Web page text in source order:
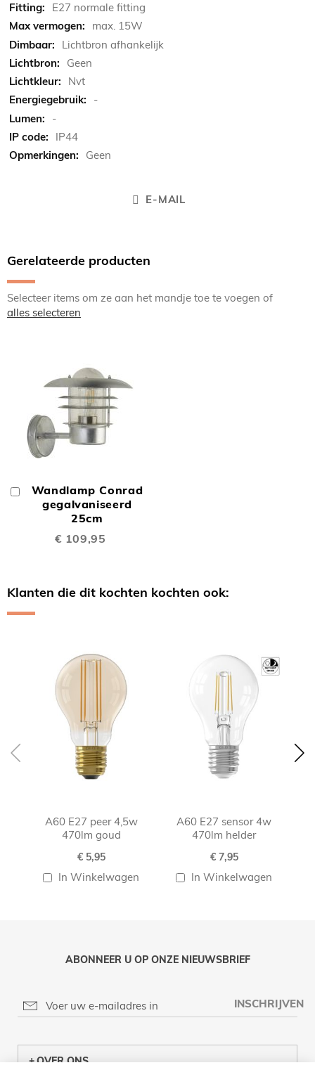
E27 normale fitting
max. 15W
Lichtbron afhankelijk
Geen
Nvt
-
-
IP44
Geen
E-MAIL
Gerelateerde producten
Selecteer items om ze aan het mandje toe te voegen of
alles selecteren
Wandlamp Conrad
gegalvaniseerd
25cm
€ 109,95
In
Winkelwagen
Klanten die dit kochten kochten ook:
A60 E27 peer 4,5w
470lm goud
€ 5,95
In Winkelwagen
A60 E27 sensor 4w
470lm helder
€ 7,95
In Winkelwagen
ABONNEER U OP ONZE NIEUWSBRIEF
INSCHRIJVEN
OVER ONS